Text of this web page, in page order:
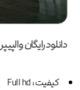
دانلود رایگان
کیفیت: Full hd